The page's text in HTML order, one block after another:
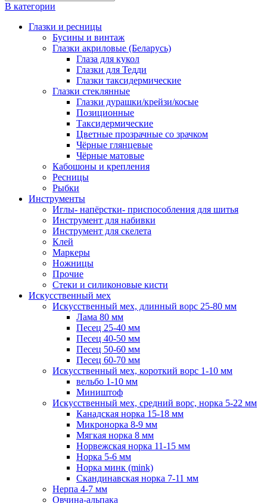
В категории
Глазки и ресницы
Бусины и винтаж
Глазки акриловые (Беларусь)
Глаза для кукол
Глазки для Тедди
Глазки таксидермические
Глазки стеклянные
Глазки дурашки/крейзи/косые
Позиционные
Таксидермические
Цветные прозрачные со зрачком
Чёрные глянцевые
Чёрные матовые
Кабошоны и крепления
Ресницы
Рыбки
Инструменты
Иглы- напёрстки- приспособления для шитья
Инструмент для набивки
Инструмент для скелета
Клей
Маркеры
Ножницы
Прочие
Стеки и силиконовые кисти
Искусственный мех
Искусственный мех, длинный ворс 25-80 мм
Лама 80 мм
Песец 25-40 мм
Песец 40-50 мм
Песец 50-60 мм
Песец 60-70 мм
Искусственный мех, короткий ворс 1-10 мм
вельбо 1-10 мм
Миништоф
Искусственный мех, средний ворс, норка 5-22 мм
Канадская норка 15-18 мм
Микронорка 8-9 мм
Мягкая норка 8 мм
Норвежская норка 11-15 мм
Норка 5-6 мм
Норка минк (mink)
Скандинавская норка 7-11 мм
Нерпа 4-7 мм
Овчина-альпака